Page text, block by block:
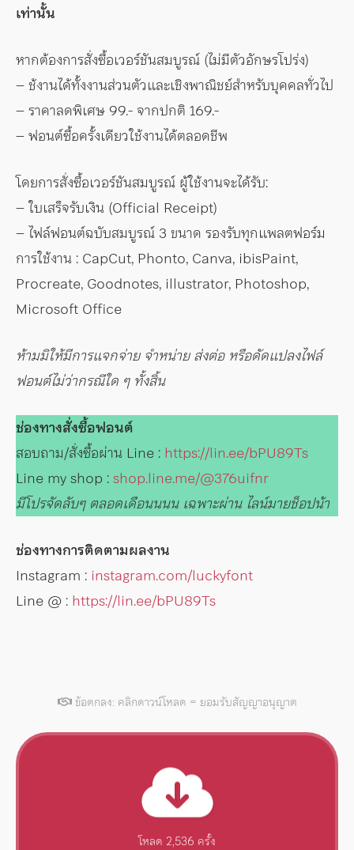
เท่านั้น
หากต้องการสั่งซื้อเวอร์ชันสมบูรณ์ (ไม่มีตัวอักษรโปร่ง)
– ช้งานได้ทั้งงานส่วนตัวและเชิงพาณิชย์สำหรับบุคคลทั่วไป
– ราคาลดพิเศษ 99.- จากปกติ 169.-
– ฟอนต์ซื้อครั้งเดียวใช้งานได้ตลอดชีพ
โดยการสั่งซื้อเวอร์ชันสมบูรณ์ ผู้ใช้งานจะได้รับ:
– ใบเสร็จรับเงิน (Official Receipt)
– ไฟล์ฟอนต์ฉบับสมบูรณ์ 3 ขนาด รองรับทุกแพลตฟอร์ม
การใช้งาน : CapCut, Phonto, Canva, ibisPaint,
Procreate, Goodnotes, illustrator, Photoshop,
Microsoft Office
ห้ามมิให้มีการแจกจ่าย จำหน่าย ส่งต่อ หรือดัดแปลงไฟล์
ฟอนต์ไม่ว่ากรณีใด ๆ ทั้งสิ้น
ช่องทางสั่งซื้อฟอนต์
สอบถาม/สั่งซื้อผ่าน Line : https://lin.ee/bPU89Ts
Line my shop :shop.line.me/@376uifnr
มีโปรจัดลับๆ ตลอดเดือนนนน เฉพาะผ่าน ไลน์มายช็อปน้า
ช่องทางการติดตามผลงาน
Instagram : instagram.com/luckyfont
Line @ : https://lin.ee/bPU89Ts
ข้อตกลง: คลิกดาวน์โหลด = ยอมรับสัญญาอนุญาต
โหลด 2,536 ครั้ง